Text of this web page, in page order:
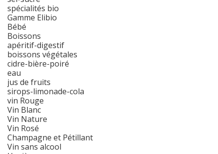
spécialités bio
Gamme Elibio
Bébé
Boissons
apéritif-digestif
boissons végétales
cidre-bière-poiré
eau
jus de fruits
sirops-limonade-cola
vin Rouge
Vin Blanc
Vin Nature
Vin Rosé
Champagne et Pétillant
Vin sans alcool